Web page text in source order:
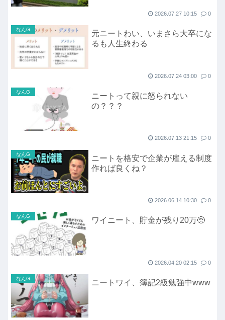
2026.07.27 10:15 0
なんG
元ニートわい、いまさら大卒にな
るも人生終わる
2026.07.24 03:00 0
なんG
ニートって親に怒られない
の？？？
2026.07.13 21:15 0
なんG
ニートを格安で企業が雇える制度
作れば良くね？
2026.06.14 10:30 0
なんG ワイニート、貯金が残り20万🥺
2026.04.20 02:15 0
なんG ニートワイ、簿記2級勉強中www